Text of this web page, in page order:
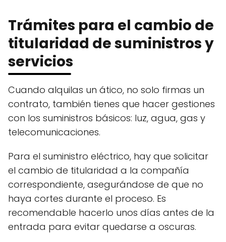
Trámites para el cambio de
titularidad de suministros y
servicios
Cuando alquilas un ático, no solo firmas un
contrato, también tienes que hacer gestiones
con los suministros básicos: luz, agua, gas y
telecomunicaciones.
Para el suministro eléctrico, hay que solicitar
el cambio de titularidad a la compañía
correspondiente, asegurándose de que no
haya cortes durante el proceso. Es
recomendable hacerlo unos días antes de la
entrada para evitar quedarse a oscuras.